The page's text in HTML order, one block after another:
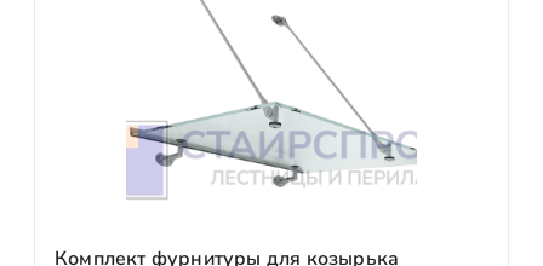
Комплект фурнитуры для козырька